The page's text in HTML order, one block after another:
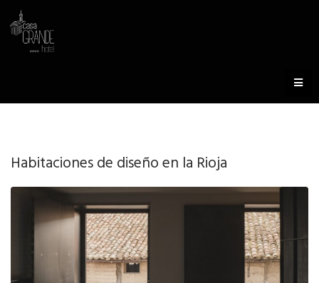
Habitaciones de diseño en la Rioja